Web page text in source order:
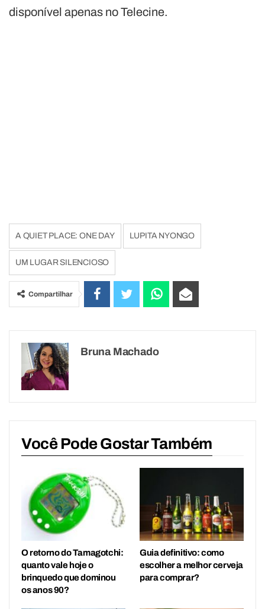
disponível apenas no Telecine.
A QUIET PLACE: ONE DAY LUPITA NYONGO
UM LUGAR SILENCIOSO
Compartilhar
Bruna Machado
Você Pode Gostar Também
O retorno do Tamagotchi:
quanto vale hoje o
brinquedo que dominou
os anos 90?
Guia definitivo: como
escolher a melhor cerveja
para comprar?